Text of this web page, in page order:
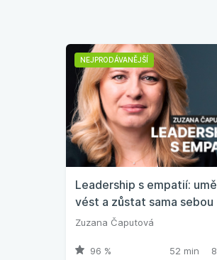
NEJPRODÁVANĚJŠÍ
Leadership s empatií:
vést a zůstat sama sebou
Zuzana Čaputová
96 % 52 min